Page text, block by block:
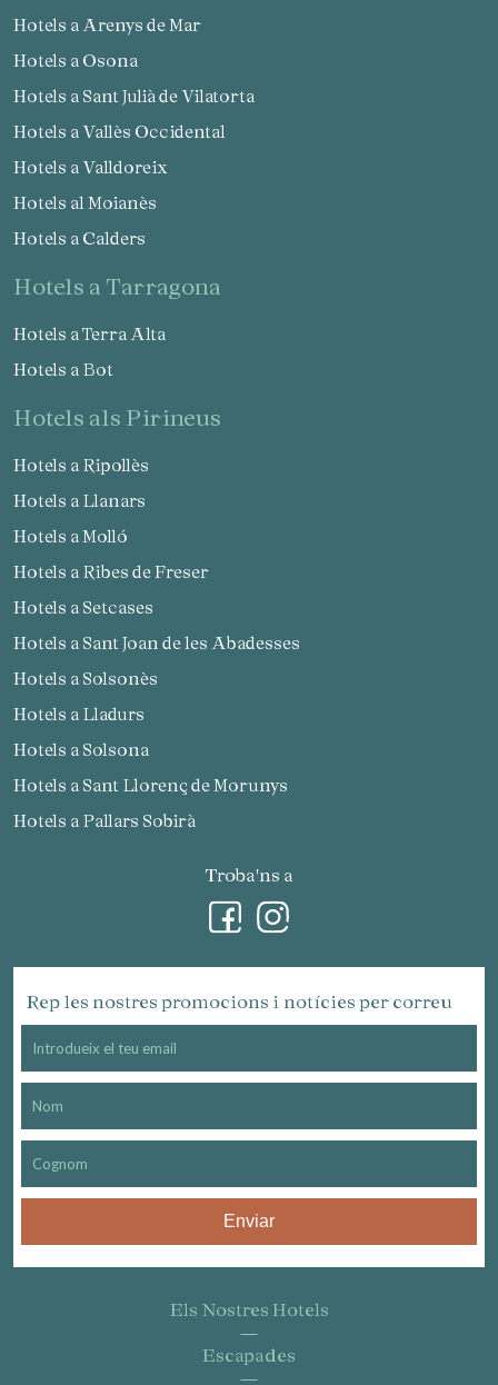
Hotels a Arenys de Mar
Hotels a Osona
Hotels a Sant Julià de Vilatorta
Hotels a Vallès Occidental
Hotels a Valldoreix
Hotels al Moianès
Hotels a Calders
hotels a Tarragona
Hotels a Terra Alta
Hotels a Bot
hotels als Pirineus
Hotels a Ripollès
Hotels a Llanars
Hotels a Molló
Hotels a Ribes de Freser
Hotels a Setcases
Hotels a Sant Joan de les Abadesses
Hotels a Solsonès
Hotels a Lladurs
Hotels a Solsona
Hotels a Sant Llorenç de Morunys
Hotels a Pallars Sobirà
Troba'ns a
Rep les nostres promocions i notícies per correu
Enviar
Els Nostres Hotels
Escapades